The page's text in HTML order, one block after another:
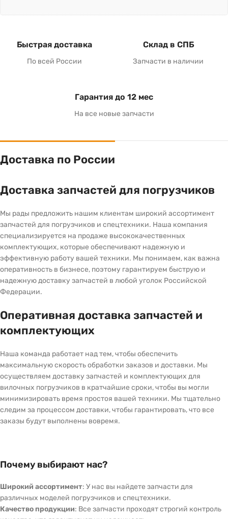
Быстрая доставка
По всей России
Склад в СПБ
Запчасти в наличии
Гарантия до 12 мес
На все новые запчасти
Доставка по России
Доставка запчастей для погрузчиков
Мы рады предложить нашим клиентам широкий ассортимент
запчастей для погрузчиков и спецтехники. Наша компания
специализируется на продаже высококачественных
комплектующих, которые обеспечивают надежную и
эффективную работу вашей техники. Мы понимаем, как важна
оперативность в бизнесе, поэтому гарантируем быструю и
надежную доставку запчастей в любой уголок Российской
Федерации.
Оперативная доставка запчастей и
комплектующих
Наша команда работает над тем, чтобы обеспечить
максимальную скорость обработки заказов и доставки. Мы
осуществляем доставку запчастей и комплектующих для
вилочных погрузчиков в кратчайшие сроки, чтобы вы могли
минимизировать время простоя вашей техники. Мы тщательно
следим за процессом доставки, чтобы гарантировать, что все
заказы будут выполнены вовремя.
Почему выбирают нас?
Широкий ассортимент: У нас вы найдете запчасти для
различных моделей погрузчиков и спецтехники.
Качество продукции: Все запчасти проходят строгий контроль